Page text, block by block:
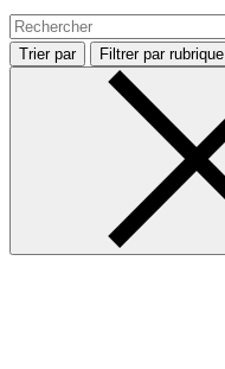
Trier par Filtrer par rubrique